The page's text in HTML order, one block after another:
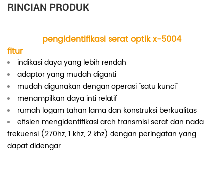
RINCIAN PRODUK
pengidentifikasi serat optik x-5004
fitur
indikasi daya yang lebih rendah
adaptor yang mudah diganti
mudah digunakan dengan operasi "satu kunci"
menampilkan daya inti relatif
rumah logam tahan lama dan konstruksi berkualitas
efisien mengidentifikasi arah transmisi serat dan nada
frekuensi (270hz, 1 khz, 2 khz) dengan peringatan yang
dapat didengar